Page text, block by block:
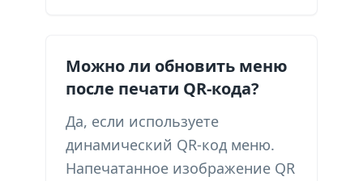
Можно ли обновить меню
после печати QR-кода?
Да, если используете
динамический QR-код меню.
Напечатанное изображение QR